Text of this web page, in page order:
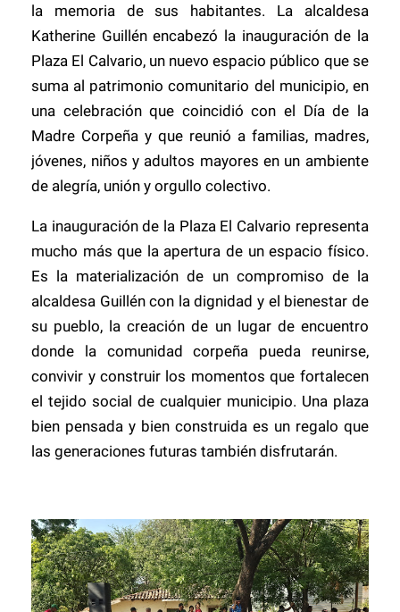
la memoria de sus habitantes. La alcaldesa
Katherine Guillén encabezó la inauguración de la
Plaza El Calvario, un nuevo espacio público que se
suma al patrimonio comunitario del municipio, en
una celebración que coincidió con el Día de la
Madre Corpeña y que reunió a familias, madres,
jóvenes, niños y adultos mayores en un ambiente
de alegría, unión y orgullo colectivo.
La inauguración de la Plaza El Calvario representa
mucho más que la apertura de un espacio físico.
Es la materialización de un compromiso de la
alcaldesa Guillén con la dignidad y el bienestar de
su pueblo, la creación de un lugar de encuentro
donde la comunidad corpeña pueda reunirse,
convivir y construir los momentos que fortalecen
el tejido social de cualquier municipio. Una plaza
bien pensada y bien construida es un regalo que
las generaciones futuras también disfrutarán.